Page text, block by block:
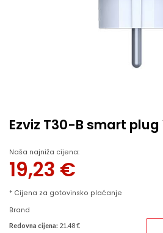
Ezviz T30-B smart plug
Naša najniža cijena:
19,23 €
* Cijena za gotovinsko plaćanje
Brand
Redovna cijena: 21.48 €